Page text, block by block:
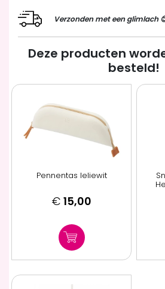
Verzonden met een glimlach
Deze producten
besteld!
Pennentas leliewit
€ 15,00